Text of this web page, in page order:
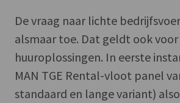
De vraag naar lichte
alsmaar toe. Dat geldt ook
huuroplossingen. In eerste
MAN TGE Rental-vloot panel
standaard en lange variant)